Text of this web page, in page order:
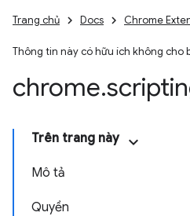
Trang chủ Docs Chrome
Thông tin này có hữu ích không cho
chrome.
Trên trang này
Mô tả
Quyền